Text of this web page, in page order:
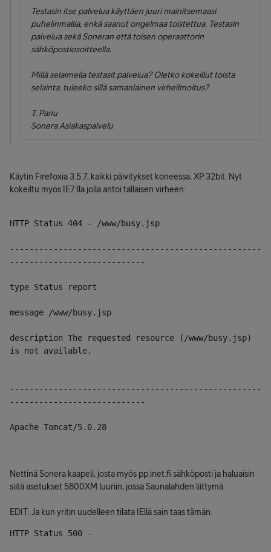
Testasin itse palvelua käyttäen juuri mainitsemaasi
puhelinmallia, enkä saanut ongelmaa toistettua. Testasin
palvelua sekä Soneran että toisen operaattorin
sähköpostiosoitteella.
Millä selaimella testasit palvelua? Oletko kokeillut toista
selainta, tuleeko sillä samanlainen virheilmoitus?
T. Panu
Sonera Asiakaspalvelu
Käytin Firefoxia 3.5.7, kaikki päivitykset koneessa, XP 32bit. Nyt
kokeiltu myös IE7:lla jolla antoi tällaisen virheen:
HTTP Status 404 - /www/busy.jsp
----------------------------------------------------
----------------------------
type Status report
message /www/busy.jsp
description The requested resource (/www/busy.jsp)
is not available.
----------------------------------------------------
----------------------------
Apache Tomcat/5.0.28
Nettinä Sonera kaapeli, josta myös pp.inet.fi sähköposti ja haluaisin
siitä asetukset 5800XM luuriin, jossa Saunalahden liittymä.
EDIT: Ja kun yritin uudelleen tilata IEllä sain taas tämän:
HTTP Status 500 -